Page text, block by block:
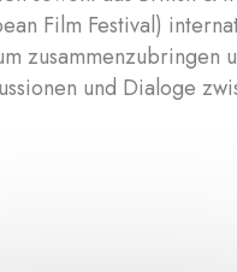
Film Festival)
zusammenzubringen
und Dialoge